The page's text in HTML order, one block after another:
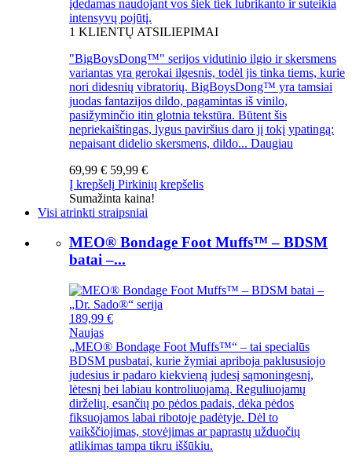
įdedamas naudojant vos šiek tiek lubrikanto ir suteikia
intensyvų pojūtį.
1 KLIENTŲ ATSILIEPIMAI
"BigBoysDong™" serijos vidutinio ilgio ir skersmens
variantas yra gerokai ilgesnis, todėl jis tinka tiems, kurie
nori didesnių vibratorių. BigBoysDong™ yra tamsiai
juodas fantazijos dildo, pagamintas iš vinilo,
pasižyminčio itin glotnia tekstūra. Būtent šis
nepriekaištingas, lygus paviršius daro jį tokį ypatingą:
nepaisant didelio skersmens, dildo... Daugiau
69,99 € 59,99 €
Į krepšelį Pirkinių krepšelis
Sumažinta kaina!
Visi atrinkti straipsniai
MEO® Bondage Foot Muffs™ – BDSM
batai –...
189,99 €
Naujas
„MEO® Bondage Foot Muffs™“ – tai specialūs
BDSM pusbatai, kurie žymiai apriboja paklususiojo
judesius ir padaro kiekvieną judesį sąmoningesnį,
lėtesnį bei labiau kontroliuojamą. Reguliuojamų
dirželių, esančių po pėdos padais, dėka pėdos
fiksuojamos labai ribotoje padėtyje. Dėl to
vaikščiojimas, stovėjimas ar paprastų užduočių
atlikimas tampa tikru iššūkiu.